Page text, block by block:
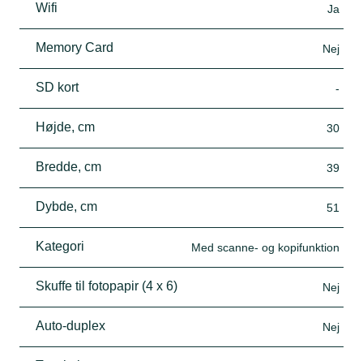
Wifi Ja
Memory Card Nej
SD kort -
Højde, cm 30
Bredde, cm 39
Dybde, cm 51
Kategori Med scanne- og kopifunktion
Skuffe til fotopapir (4 x 6) Nej
Auto-duplex Nej